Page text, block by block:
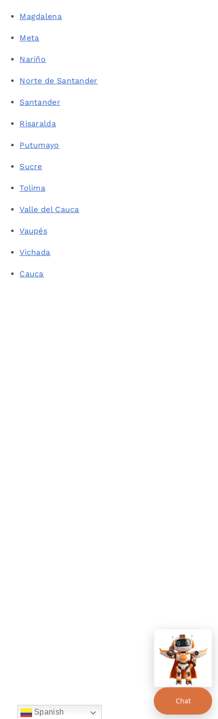
Magdalena
Meta
Nariño
Norte de Santander
Santander
Risaralda
Putumayo
Sucre
Tolima
Valle del Cauca
Vaupés
Vichada
Cauca
Spanish
Chat